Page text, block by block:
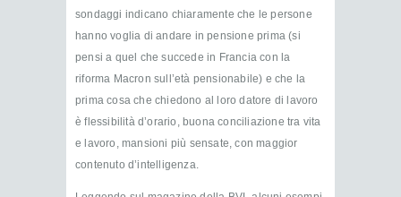
sondaggi indicano chiaramente che le persone
hanno voglia di andare in pensione prima (si
pensi a quel che succede in Francia con la
riforma Macron sull’età pensionabile) e che la
prima cosa che chiedono al loro datore di lavoro
è flessibilità d’orario, buona conciliazione tra vita
e lavoro, mansioni più sensate, con maggior
contenuto d’intelligenza.